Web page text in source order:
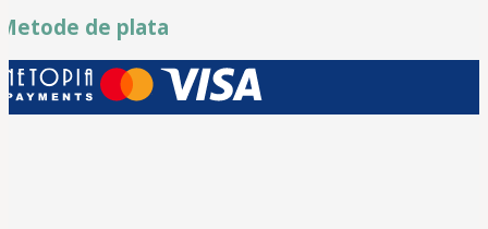
de plata